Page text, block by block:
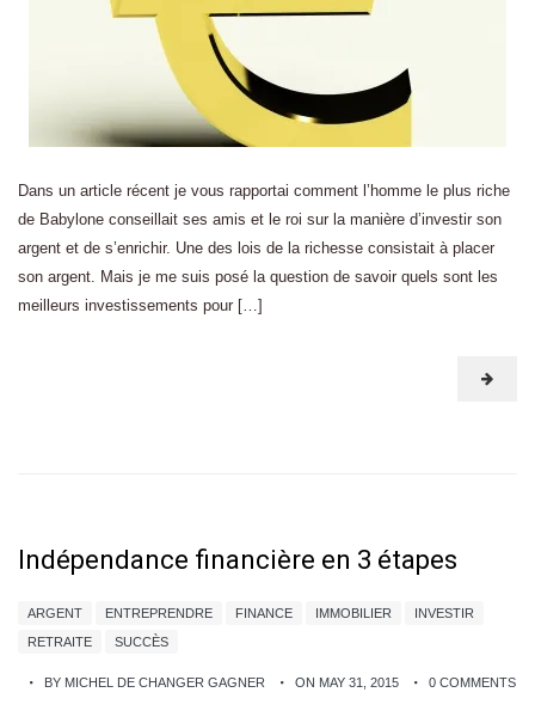
Dans un article récent je vous rapportai comment l’homme le plus riche
de Babylone conseillait ses amis et le roi sur la manière d’investir son
argent et de s’enrichir. Une des lois de la richesse consistait à placer
son argent. Mais je me suis posé la question de savoir quels sont les
meilleurs investissements pour […]
Indépendance financière en 3 étapes
ARGENT ENTREPRENDRE FINANCE IMMOBILIER
INVESTIR
RETRAITE
SUCCÈS
BY MICHEL DE CHANGER GAGNER ON MAY 31, 2015 0 COMMENTS